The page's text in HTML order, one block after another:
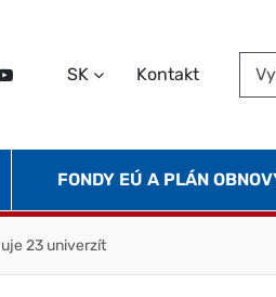
SK Kontakt
FONDY EÚ A PLÁN
23 univerzít